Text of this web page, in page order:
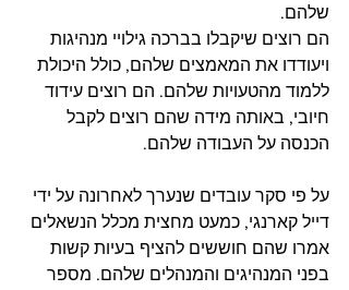
שלהם.
הם רוצים שיקבלו בברכה גילויי מנהיגות
ויעודדו את המאמצים שלהם, כולל היכולת
ללמוד מהטעויות שלהם. הם רוצים עידוד
חיובי, באותה מידה שהם רוצים לקבל
הכנסה על העבודה שלהם.
על פי סקר עובדים שנערך לאחרונה על ידי
דייל קארנגי, כמעט מחצית מכלל הנשאלים
אמרו שהם חוששים להציף בעיות קשות
בפני המנהיגים והמנהלים שלהם. מספר